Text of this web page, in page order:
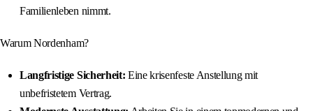
Familienleben nimmt.
Warum Nordenham?
Langfristige Sicherheit: Eine krisenfeste Anstellung mit
unbefristetem Vertrag.